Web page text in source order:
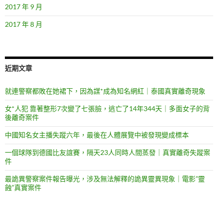
2017 年 9 月
2017 年 8 月
近期文章
就連警察都敗在她裙下，因為謀*成為知名網紅｜泰國真實離奇現象
女*人犯 靠著整形7次變了七張臉，逃亡了14年344天｜多面女子的背
後離奇案件
中國知名女主播失蹤六年，最後在人體展覽中被發現變成標本
一個球隊到德國比友誼賽，隔天23人同時人間蒸發｜真實離奇失蹤案
件
最詭異警察案件報告曝光，涉及無法解釋的詭異靈異現象｜電影”靈
蝕”真實案件